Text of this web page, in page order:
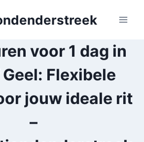
voor 1 dag in
Flexibele
jouw ideale rit
–